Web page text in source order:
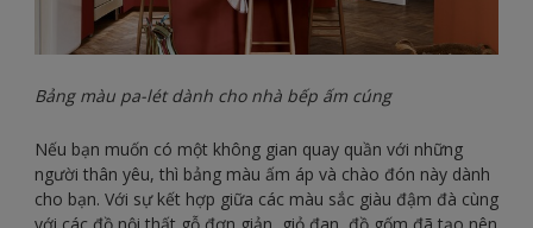
Bảng màu pa-lét dành cho nhà bếp ấm cúng
Nếu bạn muốn có một không gian quay quần với những
người thân yêu, thì bảng màu ấm áp và chào đón này dành
cho bạn. Với sự kết hợp giữa các màu sắc giàu đậm đà cùng
với các đồ nội thất gỗ đơn giản, giỏ đan, đồ gốm đã tạo nên